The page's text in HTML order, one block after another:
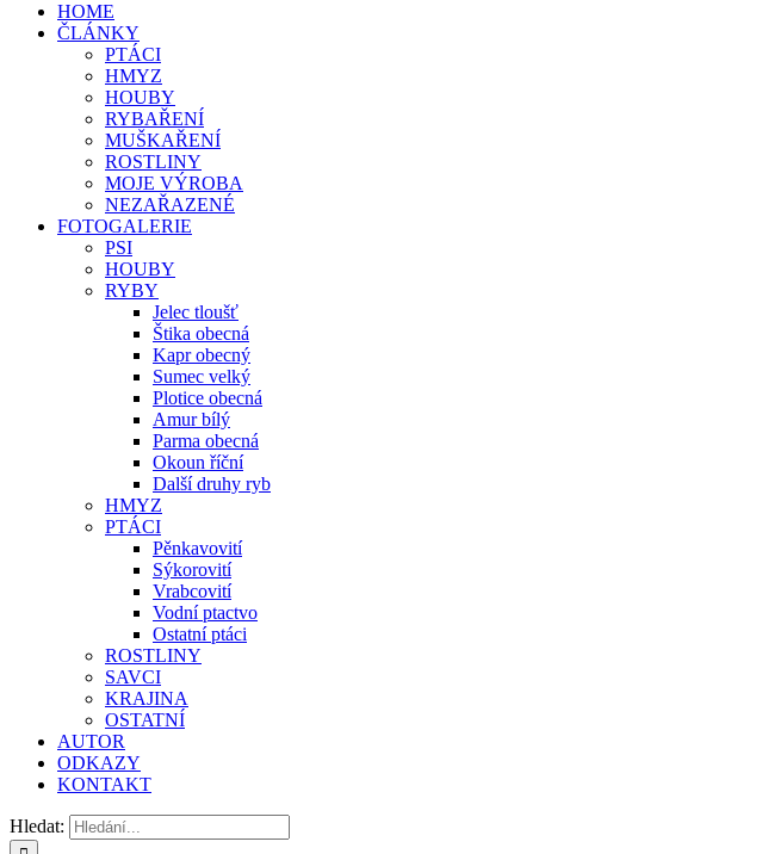
HOME
ČLÁNKY
PTÁCI
HMYZ
HOUBY
RYBAŘENÍ
MUŠKAŘENÍ
ROSTLINY
MOJE VÝROBA
NEZAŘAZENÉ
FOTOGALERIE
PSI
HOUBY
RYBY
Jelec tloušť
Štika obecná
Kapr obecný
Sumec velký
Plotice obecná
Amur bílý
Parma obecná
Okoun říční
Další druhy ryb
HMYZ
PTÁCI
Pěnkavovití
Sýkorovití
Vrabcovití
Vodní ptactvo
Ostatní ptáci
ROSTLINY
SAVCI
KRAJINA
OSTATNÍ
AUTOR
ODKAZY
KONTAKT
Hledat: